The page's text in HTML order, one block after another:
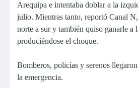
Arequipa e intentaba doblar a la
julio. Mientras tanto, reportó Canal
norte a sur y también quiso ganarle a
produciéndose el choque.
Bomberos, policías y serenos
la emergencia.